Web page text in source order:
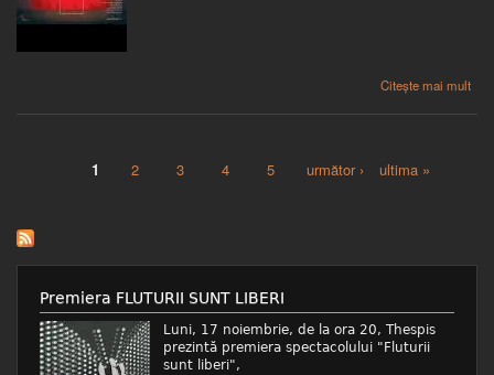
Citește mai mult
1 2 3 4 5 următor › ultima »
Premiera FLUTURII SUNT LIBERI
Luni, 17 noiembrie, de la ora 20, Thespis
prezintă premiera spectacolului "Fluturii
sunt liberi",